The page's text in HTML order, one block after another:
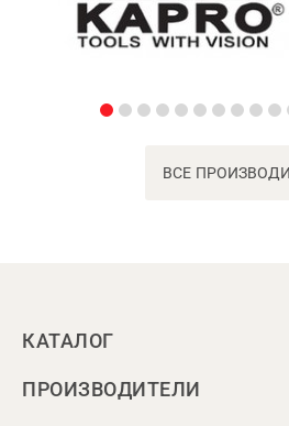
ВСЕ
КАТАЛОГ
ПРОИЗВОДИТЕЛИ